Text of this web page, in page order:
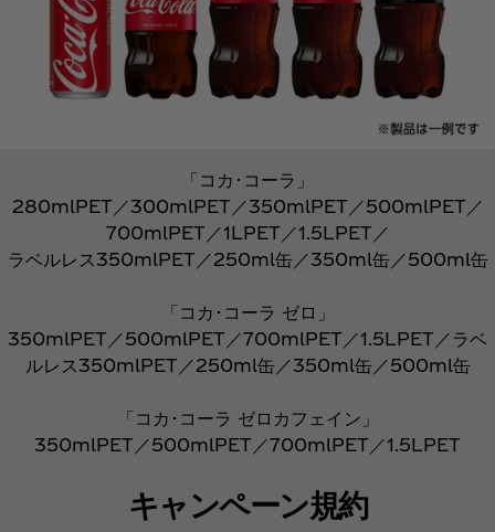
「コカ･コーラ」
280mlPET／300mlPET／350mlPET／500mlPET／
700mlPET／1LPET／1.5LPET／
ラベルレス350mlPET／250ml缶／350ml缶／500ml缶
「コカ･コーラ ゼロ」
350mlPET／500mlPET／700mlPET／1.5LPET／ラベ
ルレス350mlPET／250ml缶／350ml缶／500ml缶
「コカ･コーラ ゼロカフェイン」
350mlPET／500mlPET／700mlPET／1.5LPET
キャンペーン規約